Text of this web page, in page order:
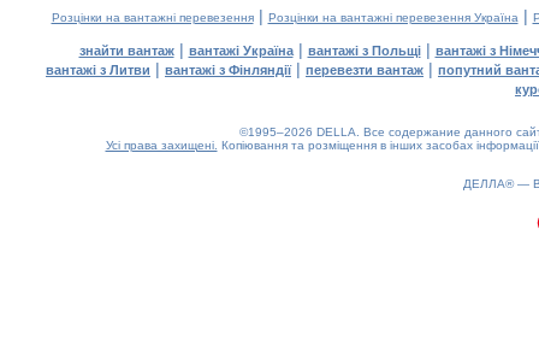
Розцінки на вантажні перевезення| Розцінки на вантажні перевезення Україна |
знайти вантаж| вантажі Україна| вантажі з Польщі| вантажі з
вантажі з Литви | вантажі з Фінляндії| перевезти вантаж | попутний
©1995–2026 DELLA. Все содержание данного
Усі права захищені. Копіювання та розміщення в інших засобах
ДЕЛЛА® —